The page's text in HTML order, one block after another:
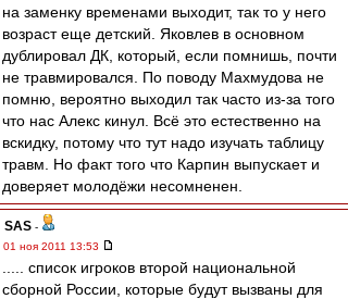
на заменку временами выходит, так то у него
возраст еще детский. Яковлев в основном
дублировал ДК, который, если помнишь, почти
не травмировался. По поводу Махмудова не
помню, вероятно выходил так часто из-за того
что нас Алекс кинул. Всё это естественно на
вскидку, потому что тут надо изучать таблицу
травм. Но факт того что Карпин выпускает и
доверяет молодёжи несомненен.
SAS -
01 ноя 2011 13:53
..... список игроков второй национальной
сборной России, которые будут вызваны для